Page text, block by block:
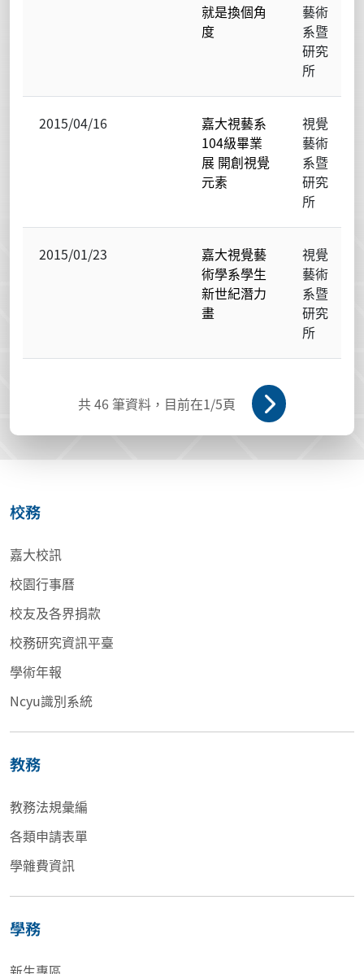
就是換個角
度
藝術
系暨
研究
所
2015/04/16
嘉大視藝系
104級畢業
展 開創視覺
元素
視覺
藝術
系暨
研究
所
2015/01/23
嘉大視覺藝
術學系學生
新世紀潛力
畫
視覺
藝術
系暨
研究
所
共46 筆資料，目前在1/5頁
校務
嘉大校訊
校園行事曆
校友及各界捐款
校務研究資訊平臺
學術年報
Ncyu識別系統
教務
教務法規彙編
各類申請表單
學雜費資訊
學務